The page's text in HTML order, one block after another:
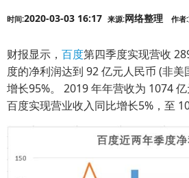
时间:2020-03-03 16:17 来源:网络整理 作者:
财报显示， 百度第四季度实现营收
度的净利润达到 92 亿元人民币 (非
增长95%。 2019 年年营收为 1074
百度实现营业收入同比增长5%，至